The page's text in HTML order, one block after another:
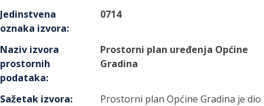
Jedinstvena
oznaka izvora:
0714
Naziv izvora
prostornih
podataka:
Prostorni plan uređenja Općine
Gradina
Sažetak izvora:
Prostorni plan Općine Gradina je dio